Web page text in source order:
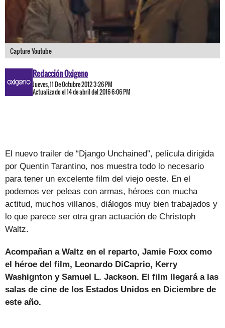
Capture Youtube
Redacción Oxigeno
Jueves, 11 De Octubre 2012 3:26 PM
Actualizado el 14 de abril del 2016 6:06 PM
El nuevo trailer de “Django Unchained”, película dirigida
por Quentin Tarantino, nos muestra todo lo necesario
para tener un excelente film del viejo oeste. En el
podemos ver peleas con armas, héroes con mucha
actitud, muchos villanos, diálogos muy bien trabajados y
lo que parece ser otra gran actuación de Christoph
Waltz.
Acompañan a Waltz en el reparto, Jamie Foxx como
el héroe del film, Leonardo DiCaprio, Kerry
Washignton y Samuel L. Jackson. El film llegará a las
salas de cine de los Estados Unidos en Diciembre de
este año.